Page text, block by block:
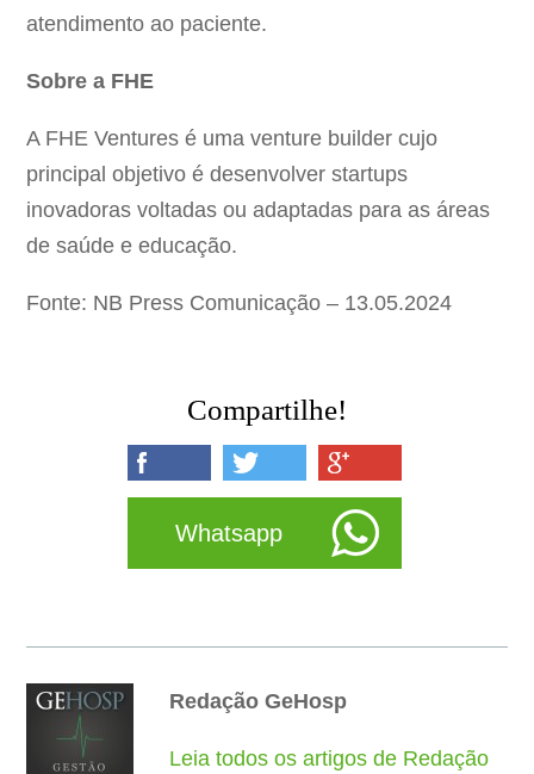
atendimento ao paciente.
Sobre a FHE
A FHE Ventures é uma venture builder cujo
principal objetivo é desenvolver startups
inovadoras voltadas ou adaptadas para as áreas
de saúde e educação.
Fonte: NB Press Comunicação – 13.05.2024
Compartilhe!
Whatsapp
Redação GeHosp
Leia todos os artigos de Redação